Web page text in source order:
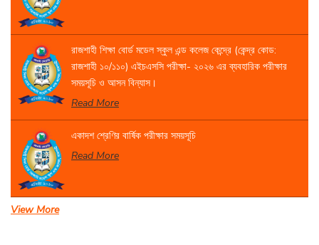
রাজশাহী শিক্ষা বোর্ড মডেল স্কুল এন্ড কলেজ কেন্দ্রে (কেন্দ্র কোড:
রাজশাহী ১০/১১০) এইচএসসি পরীক্ষা- ২০২৬ এর ব্যবহারিক পরীক্ষার
সময়সূচি ও আসন বিন্যাস।
Read More
একাদশ শ্রেণির বার্ষিক পরীক্ষার সময়সূচি
Read More
View More